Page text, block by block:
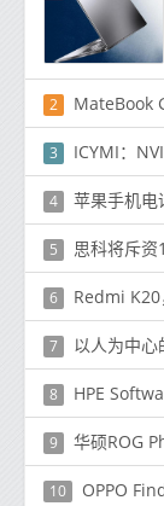
2 MateBook
3 ICYMI：
4 苹果手机电
5 思科将斥
6 Redmi K20
7 以人为中心的
8 HPE
9 华硕ROG
10 OPPO